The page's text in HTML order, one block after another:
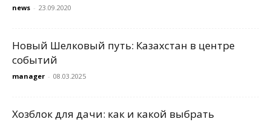
news - 23.09.2020
Новый Шелковый путь: Казахстан в центре
событий
manager - 08.03.2025
Хозблок для дачи: как и какой выбрать